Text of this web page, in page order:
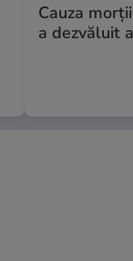
Cauza
a dezvăluit